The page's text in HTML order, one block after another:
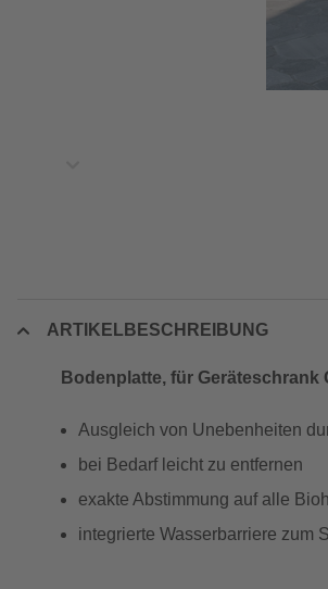
ARTIKELBESCHREIBUNG
Bodenplatte, für Geräteschrank
Ausgleich von Unebenheiten
bei Bedarf leicht zu entfernen
exakte Abstimmung auf alle
integrierte Wasserbarriere zum